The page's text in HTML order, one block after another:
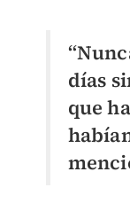
días
que